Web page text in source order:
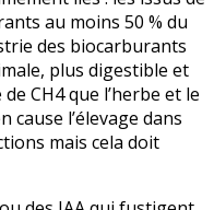
au moins 50 % du
des biocarburants
plus digestible et
CH4 que l’herbe et le
cause l’élevage dans
mais cela doit